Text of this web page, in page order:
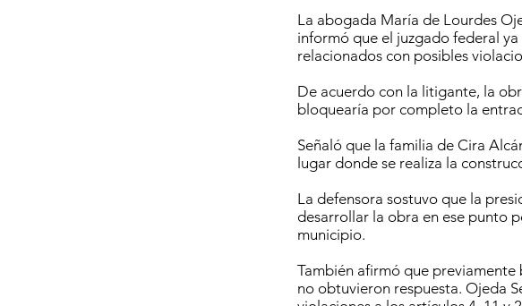
La abogada María de Lourdes
informó que el juzgado federal
relacionados con posibles
De acuerdo con la litigante, la
bloquearía por completo la
Señaló que la familia de Cira
lugar donde se realiza la
La defensora sostuvo que la
desarrollar la obra en ese punto
municipio.
También afirmó que
no obtuvieron respuesta. Ojeda